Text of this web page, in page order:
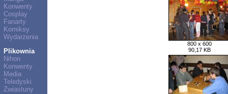
Konwenty
Cosplay
Fanarty
Komiksy
Wydarzenia
Plikownia
Nihon
Konwenty
Media
Teledyski
Zwiastuny
800 x 600
90,17 KB